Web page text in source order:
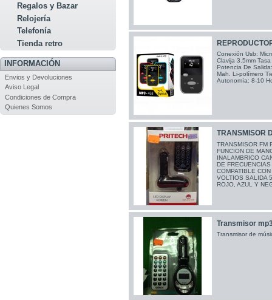
Regalos y Bazar
Relojería
Telefonía
Tienda retro
INFORMACIÓN
Envios y Devoluciones
Aviso Legal
Condiciones de Compra
Quienes Somos
Conexión Usb:
Clavija 3.5mm
Potencia De
Mah. Li-polímero
Autonomía: 8-10
TRANSMISOR
TRANSMISOR FM
FUNCION DE
INALAMBRICO
DE
COMPATIBLE
VOLTIOS SALIDA
ROJO, AZUL Y
Transmisor
Transmisor de